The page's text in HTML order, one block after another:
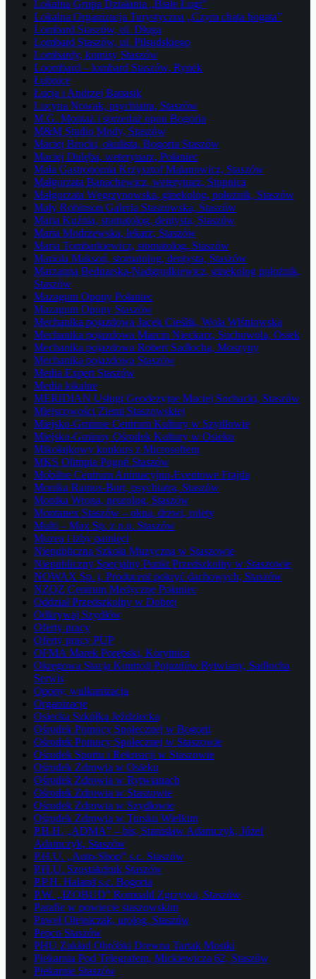
Lokalna Grupa Działania „Białe Ługi”
Lokalna Organizacja Turystyczna „Czym chata bogata”
Lombard Staszów, ul. Długa
Lombard Staszów, ul. Piłsudskiego
Lombardy, komisy Staszów
Loombard – lombard Staszów, Rynek
Łubnice
Łucja i Andrzej Banasik
Lucyna Nowak, psychiatra, Staszów
M.G. Montaż i sprzedaż opon Bogoria
M&M Studio Mody, Staszów
Maciej Brocki, okulista, Bogoria Staszów
Maciej Dulęba, weterynarz, Połaniec
Mała Gastronomia Krzysztof Malanowicz, Staszów
Małgorzata Banachewicz, weterynarz, Stopnica
Małgorzata Węgrzynowska, ginekolog, położnik, Staszów
Mały Robinson Galeria Staszowska, Staszów
Maria Kuźnia, stomatolog, dentysta, Staszów
Maria Modrzewska, lekarz, Staszów
Maria Tombarkiewicz, stomatolog, Staszów
Mariola Maksoń, stomatolog, dentysta, Staszów
Marzanna Bednarska-Nadgrodkiewicz, ginekolog położnik,
Staszów
Mazagum Opony Połaniec
Mazagum Opony Staszów
Mechanika pojazdowa Jacek Cieślik, Wola Wiśniowska
Mechanika pojazdowa Marcin Nieckarz, Suchowola, Osiek
Mechanika pojazdowa Robert Sadłocha, Moszyny
Mechanika pojazdowa Staszów
Media Expert Staszów
Media lokalne
MERIDIAN Usługi Geodezyjne Maciej Sochacki, Staszów
Miejscowości Ziemi Staszowskiej
Miejsko-Gminne Centrum Kultury w Szydłowie
Miejsko-Gminny Ośrodek Kultury w Osieku
Mikołajkowy konkurs z Microsoftem
MKS Olimpia Pogoń Staszów
Mobilne Centrum Animacyjno-Eventowe Frajda
Monika Ramos-Bort, psychiatra, Staszów
Monika Wrona, neurolog, Staszów
Montanex Staszów – okna, drzwi, rolety
Multi – Max Sp. z o.o. Staszów
Muzea i izby pamięci
Niepubliczna Szkoła Muzyczna w Staszowie
Niepubliczny Specjalny Punkt Przedszkolny w Staszowie
NOWAX Sp. j. Producent pokryć dachowych, Staszów
NZOZ Centrum Medyczne Połaniec
Oddział Przedszkolny w Dobrej
Odkrywaj Szydłów
Oferty pracy
Oferty pracy PUP
OFMA Marek Porębski, Korytnica
Okręgowa Stacja Kontroli Pojazdów Rytwiany, Sadłocha
Serwis
Opony, wulkanizacja
Organizacje
Osiecka Szkółka Jeździecka
Ośrodek Pomocy Społecznej w Bogorii
Ośrodek Pomocy Społecznej w Staszowie
Ośrodek Sportu i Rekreacji w Staszowie
Ośrodek Zdrowia w Osieku
Ośrodek Zdrowia w Rytwianach
Ośrodek Zdrowia w Staszowie
Ośrodek Zdrowia w Szydłowie
Ośrodek Zdrowia w Tursku Wielkim
P.B.H. „ADMA” – bis, Stanisław Adamczyk, Józef
Adamczyk, Staszów
P.H.U. „Auto-Shop” s.c. Staszów
P.H.U. Szostakdruk Staszów
P.P.H. Haland s.c. Bogoria
P.W. „IZOBUD” Romuald Zgrzywa, Staszów
Parafie w powiecie staszowskim
Paweł Olejniczak, urolog, Staszów
Pepco Staszów
PHU Zakład Obróbki Drewna Tartak Mostki
Piekarnia Pod Telegrafem, Mickiewicza 62, Staszów
Piekarnie Staszów